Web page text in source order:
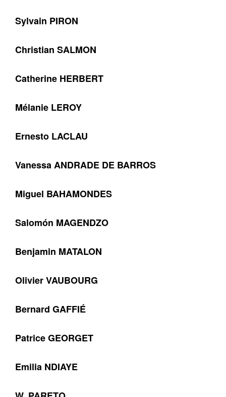
Sylvain PIRON
Christian SALMON
Catherine HERBERT
Mélanie LEROY
Ernesto LACLAU
Vanessa ANDRADE DE BARROS
Miguel BAHAMONDES
Salomón MAGENDZO
Benjamin MATALON
Olivier VAUBOURG
Bernard GAFFIÉ
Patrice GEORGET
Emilia NDIAYE